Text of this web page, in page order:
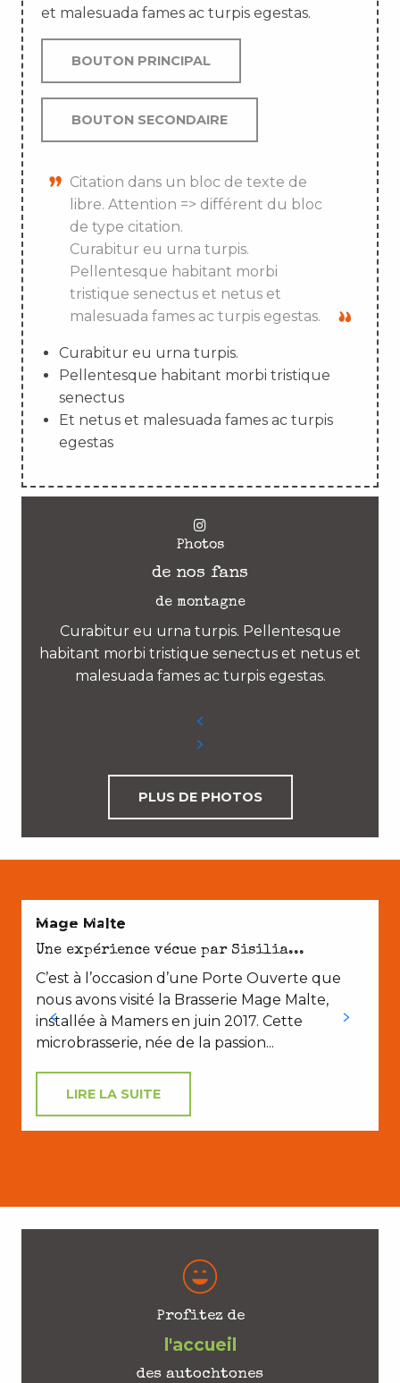
et malesuada fames ac turpis egestas.
BOUTON PRINCIPAL
BOUTON SECONDAIRE
Citation dans un bloc de texte de
libre. Attention => différent du bloc
de type citation.
Curabitur eu urna turpis.
Pellentesque habitant morbi
tristique senectus et netus et
malesuada fames ac turpis egestas.
Curabitur eu urna turpis.
Pellentesque habitant morbi tristique
senectus
Et netus et malesuada fames ac turpis
egestas
Photos
de nos fans
de montagne
Curabitur eu urna turpis. Pellentesque
habitant morbi tristique senectus et netus et
malesuada fames ac turpis egestas.
PLUS DE PHOTOS
EN COUPLE
Mage Malte
Une expérience vécue par Sisilia...
C’est à l’occasion d’une Porte Ouverte que
nous avons visité la Brasserie Mage Malte,
installée à Mamers en juin 2017. Cette
microbrasserie, née de la passion...
LIRE LA SUITE
Profitez de
l'accueil
des autochtones